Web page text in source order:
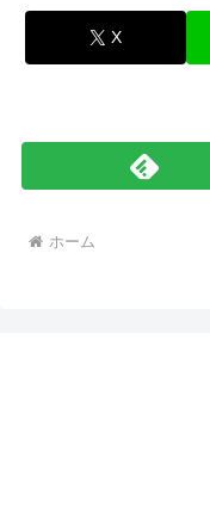
X
ホーム